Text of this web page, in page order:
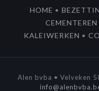
HOME •
CEMENTEREN
KALEIWERKEN •
Alen bvba • Velveken